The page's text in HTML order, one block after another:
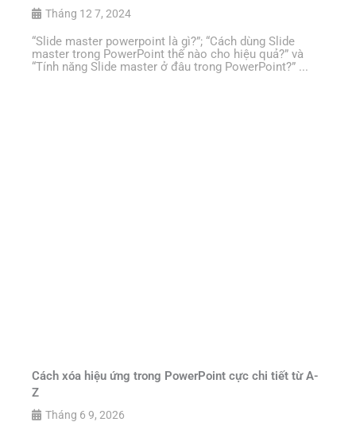
Tháng 12 7, 2024
“Slide master powerpoint là gì?”; “Cách dùng Slide
master trong PowerPoint thế nào cho hiệu quả?” và
“Tính năng Slide master ở đâu trong PowerPoint?” ...
Cách xóa hiệu ứng trong PowerPoint cực chi tiết từ A-
Z
Tháng 6 9, 2026